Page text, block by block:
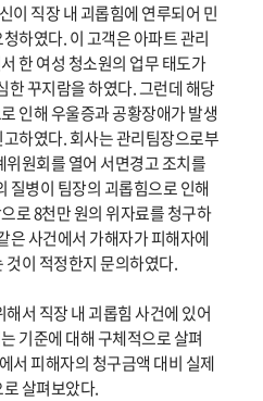
이 직장 내 괴롭힘에 연루되어 민
하였다. 이 고객은 아파트 관리
한 여성 청소원의 업무 태도가
한 꾸지람을 하였다. 그런데 해당
인해 우울증과 공황장애가 발생
하였다. 회사는 관리팀장으로부
원회를 열어 서면경고 조치를
질병이 팀장의 괴롭힘으로 인해
로 8천만 원의 위자료를 청구하
은 사건에서 가해자가 피해자에
것이 적정한지 문의하였다.
서 직장 내 괴롭힘 사건에 있어
기준에 대해 구체적으로 살펴
서 피해자의 청구금액 대비 실제
살펴보았다.